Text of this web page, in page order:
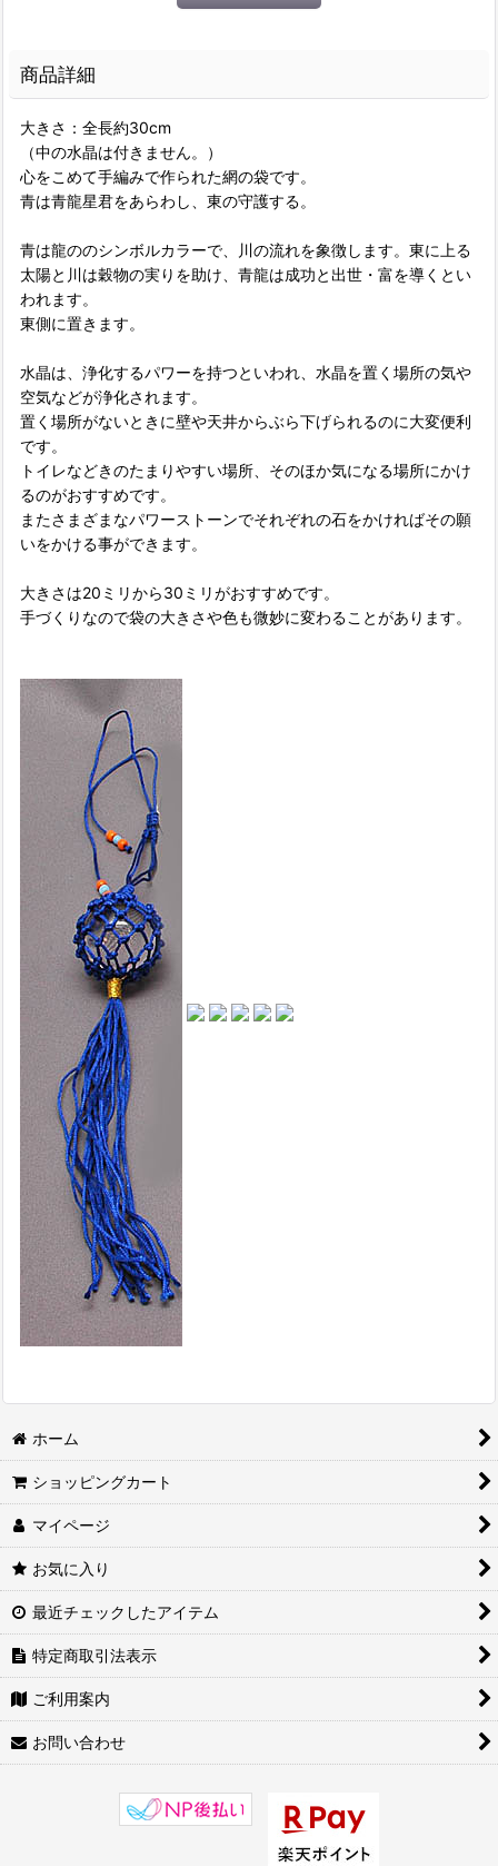
商品詳細
大きさ：全長約30cm
（中の水晶は付きません。）
心をこめて手編みで作られた網の袋です。
青は青龍星君をあらわし、東の守護する。
青は龍ののシンボルカラーで、川の流れを象徴します。東に上る
太陽と川は穀物の実りを助け、青龍は成功と出世・富を導くとい
われます。
東側に置きます。
水晶は、浄化するパワーを持つといわれ、水晶を置く場所の気や
空気などが浄化されます。
置く場所がないときに壁や天井からぶら下げられるのに大変便利
です。
トイレなどきのたまりやすい場所、そのほか気になる場所にかけ
るのがおすすめです。
またさまざまなパワーストーンでそれぞれの石をかければその願
いをかける事ができます。
大きさは20ミリから30ミリがおすすめです。
手づくりなので袋の大きさや色も微妙に変わることがあります。
ホーム
ショッピングカート
マイページ
お気に入り
最近チェックしたアイテム
特定商取引法表示
ご利用案内
お問い合わせ